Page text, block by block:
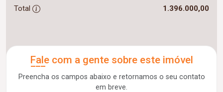
Total 1.396.000,00
Fale com a gente sobre este imóvel
Preencha os campos abaixo e retornamos o seu contato
em breve.